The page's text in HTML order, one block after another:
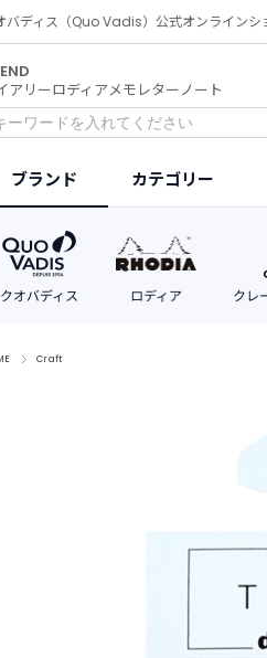
バディス（Quo Vadis）公式オンライン
アリーロディアメモ レターノート
ブランド カテゴリー
Craft